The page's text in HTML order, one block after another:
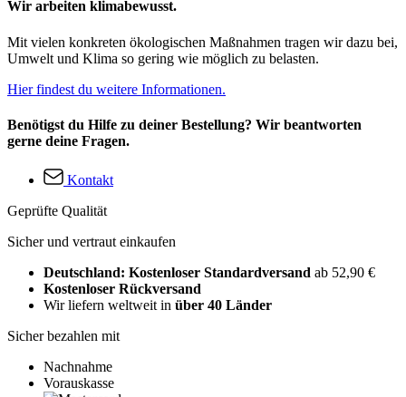
Wir arbeiten klimabewusst.
Mit vielen konkreten ökologischen Maßnahmen tragen wir dazu bei,
Umwelt und Klima so gering wie möglich zu belasten.
Hier findest du weitere Informationen.
Benötigst du Hilfe zu deiner Bestellung? Wir beantworten
gerne deine Fragen.
Kontakt
Geprüfte Qualität
Sicher und vertraut einkaufen
Deutschland: Kostenloser Standardversand ab 52,90 €
Kostenloser Rückversand
Wir liefern weltweit in über 40 Länder
Sicher bezahlen mit
Nachnahme
Vorauskasse